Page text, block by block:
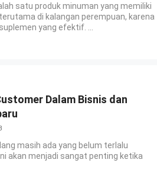
satu produk minuman yang memiliki
di kalangan perempuan, karena
yang efektif. ...
Dalam Bisnis dan
masih ada yang belum terlalu
akan menjadi sangat penting ketika